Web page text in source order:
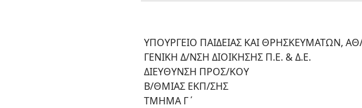
ΥΠΟΥΡΓΕΙΟ ΠΑΙΔΕΙΑΣ ΚΑΙ ΘΡΗΣΚΕΥΜΑΤΩΝ,
ΓΕΝΙΚΗ Δ/ΝΣΗ ΔΙΟΙΚΗΣΗΣ Π.Ε. & Δ.Ε.
ΔΙΕΥΘΥΝΣΗ ΠΡΟΣ/ΚΟΥ
Β/ΘΜΙΑΣ ΕΚΠ/ΣΗΣ
ΤΜΗΜΑ Γ΄